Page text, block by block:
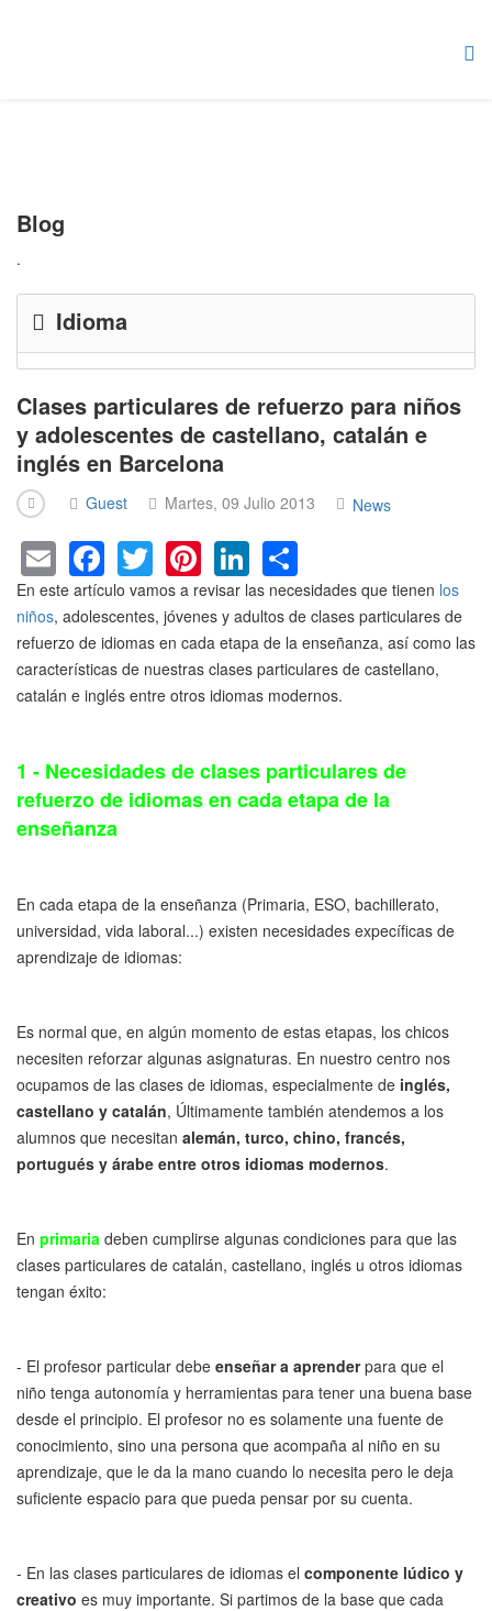
Blog
.
Idioma
Clases particulares de refuerzo para niños
y adolescentes de castellano, catalán e
inglés en Barcelona
Guest Martes, 09 Julio 2013 News
E
m
ail
F
a
c
e
b
o
k
T
wi
tt
er
Pi
nt
er
e
st
Li
n
k
e
dI
h
ar
e
En este artículo vamos a revisar las necesidades que tienen los
niños, adolescentes, jóvenes y adultos de clases particulares de
refuerzo de idiomas en cada etapa de la enseñanza, así como las
características de nuestras clases particulares de castellano,
catalán e inglés entre otros idiomas modernos.
1 - Necesidades de clases particulares de
refuerzo de idiomas en cada etapa de la
enseñanza
En cada etapa de la enseñanza (Primaria, ESO, bachillerato,
universidad, vida laboral...) existen necesidades expecíficas de
aprendizaje de idiomas:
Es normal que, en algún momento de estas etapas, los chicos
necesiten reforzar algunas asignaturas. En nuestro centro nos
ocupamos de las clases de idiomas, especialmente de inglés,
castellano y catalán, Últimamente también atendemos a los
alumnos que necesitan alemán, turco, chino, francés,
portugués y árabe entre otros idiomas modernos.
En primaria deben cumplirse algunas condiciones para que las
clases particulares de catalán, castellano, inglés u otros idiomas
tengan éxito:
- El profesor particular debe enseñar a aprenderpara que el
niño tenga autonomía y herramientas para tener una buena base
desde el principio. El profesor no es solamente una fuente de
conocimiento, sino una persona que acompaña al niño en su
aprendizaje, que le da la mano cuando lo necesita pero le deja
suficiente espacio para que pueda pensar por su cuenta.
- En las clases particulares de idiomas el componente lúdico y
creativo es muy importante. Si partimos de la base que cada